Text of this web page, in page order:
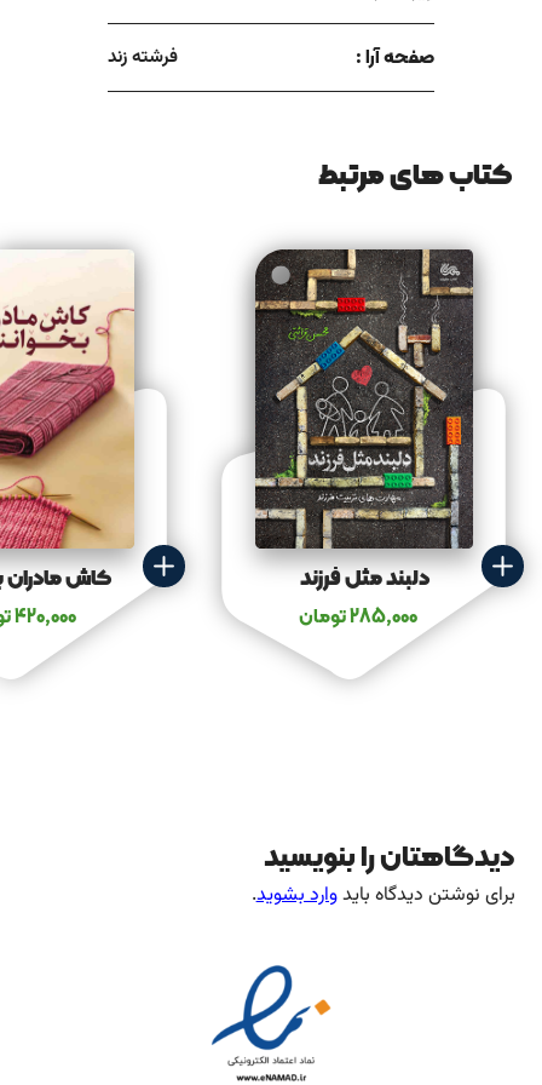
صفحه آرا : فرشته زند
کتاب های مرتبط
دلبند مثل فرزند
285,000تومان
کاش مادران
420,000
دیدگاهتان را بنویسید
برای نوشتن دیدگاه بایدوارد بشوید.